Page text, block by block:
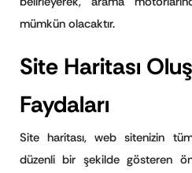
mümkün olacaktır.
Site Haritası
Faydaları
Site haritası, web sitenizin
düzenli bir şekilde gösteren